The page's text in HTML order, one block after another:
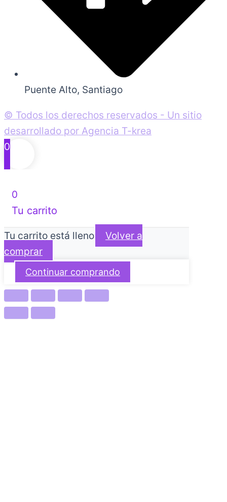
Puente Alto, Santiago
© Todos los derechos reservados - Un sitio
desarrollado por Agencia T-krea
0
0
Tu carrito
Tu carrito está lleno
Volver a
comprar
Continuar comprando